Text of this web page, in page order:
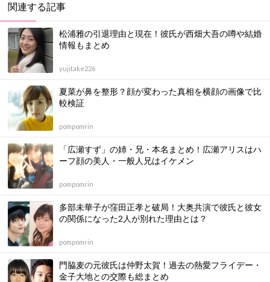
関連する記事
松浦雅の引退理由と現在！彼氏が西畑大吾の噂や結婚
情報もまとめ
yujitake226
夏菜が鼻を整形？顔が変わった真相を横顔の画像で比
較検証
pompomrin
「広瀬すず」の姉・兄・本名まとめ！広瀬アリスはハ
ーフ顔の美人・一般人兄はイケメン
pompomrin
多部未華子が窪田正孝と破局！大奥共演で彼氏と彼女
の関係になった2人が別れた理由とは？
pompomrin
門脇麦の元彼氏は仲野太賀！過去の熱愛フライデー・
金子大地との交際も総まとめ